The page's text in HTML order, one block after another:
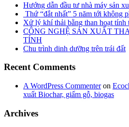
Hướng dẫn đầu tư nhà máy sản
Thứ “đắt nhất” 5 năm tới không
Xử lý khí thải bằng than hoạt tính
CÔNG NGHỆ SẢN XUẤT
TÍNH
Chu trình dinh dưỡng trên trái đất
Recent Comments
A WordPress Commenteron
xuất Biochar, giấm gỗ, biogas
Archives